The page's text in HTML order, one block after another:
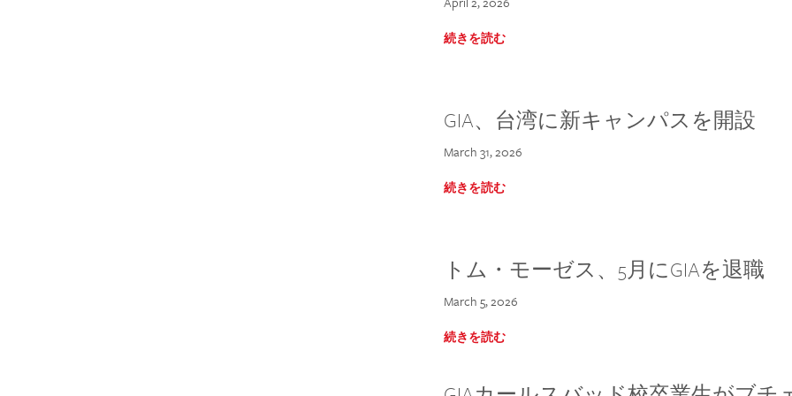
続きを読む
GIA、台湾に新キャンパスを開設
March 31, 2026
続きを読む
トム・モーゼス、5月にGIAを退職
March 5, 2026
続きを読む